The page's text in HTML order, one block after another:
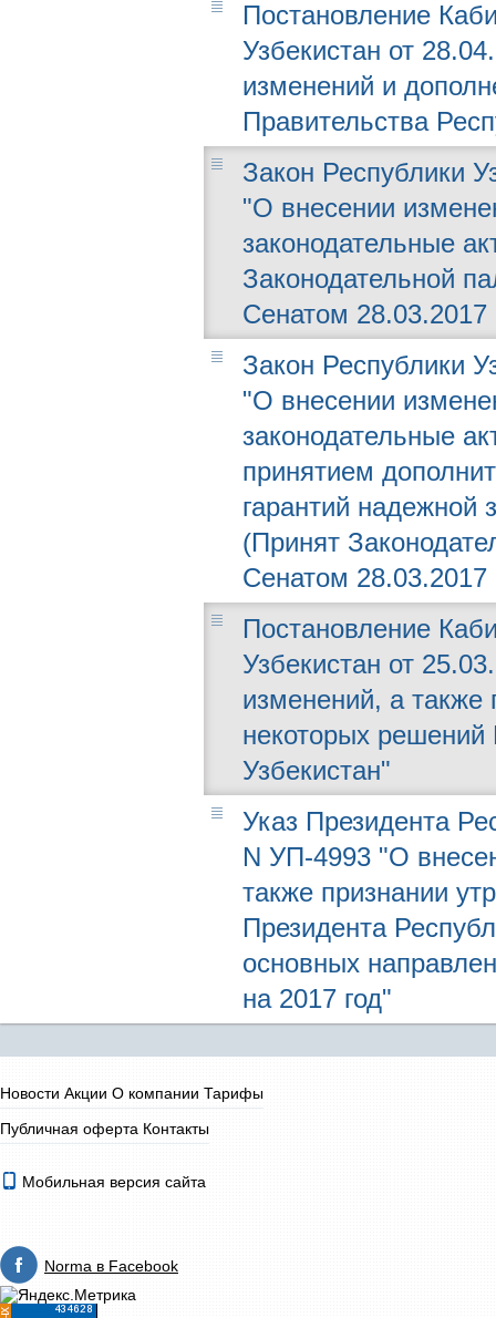
Постановление
Узбекистан от
изменений и
Правительства
Закон Республики
"О внесении
законодательные
Законодательной
Сенатом 28.03.2017
Закон Республики
"О внесении
законодательные
принятием
гарантий надежной
(Принят
Сенатом 28.03.2017
Постановление
Узбекистан от
изменений, а также
некоторых решений
Узбекистан"
Указ Президента
N УП-4993 "О
также признании
Президента
основных
на 2017 год"
Новости Акции О компании Тарифы
Публичная оферта Контакты
Мобильная версия сайта
Norma в Facebook